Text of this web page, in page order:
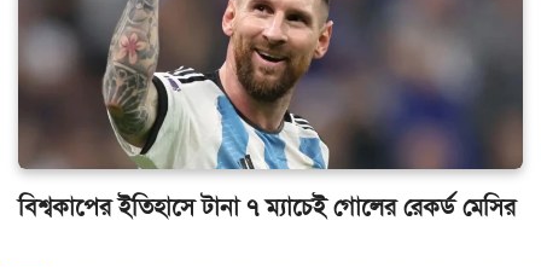
বিশ্বকাপের ইতিহাসে টানা ৭ ম্যাচেই গোলের রেকর্ড মেসির